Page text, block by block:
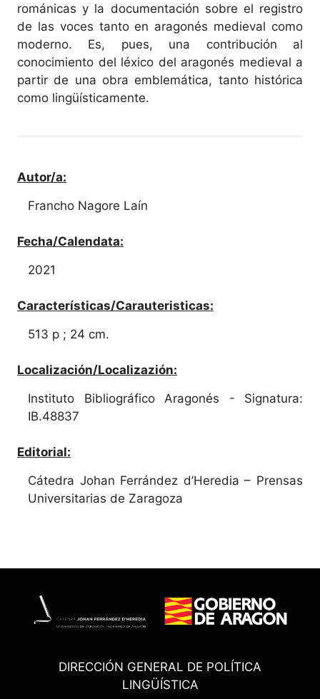
románicas y la documentación sobre el registro
de las voces tanto en aragonés medieval como
moderno. Es, pues, una contribución al
conocimiento del léxico del aragonés medieval a
partir de una obra emblemática, tanto histórica
como lingüísticamente.
Autor/a:
Francho Nagore Laín
Fecha/Calendata:
2021
Características/Carauteristicas:
513 p ; 24 cm.
Localización/Localizazión:
Instituto Bibliográfico Aragonés - Signatura:
IB.48837
Editorial:
Cátedra Johan Ferrández d’Heredia – Prensas
Universitarias de Zaragoza
DIRECCIÓN GENERAL DE POLÍTICA
LINGÜÍSTICA